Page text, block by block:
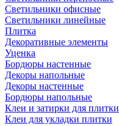
Светильники офисные
Светильники линейные
Плитка
Декоративные элементы
Уценка
Бордюры настенные
Декоры напольные
Декоры настенные
Бордюры напольные
Клеи и затирки для плитки
Клеи для укладки плитки